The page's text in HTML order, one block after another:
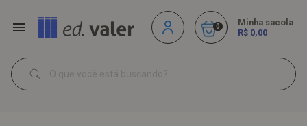
0
Minha sacola
R$ 0,00